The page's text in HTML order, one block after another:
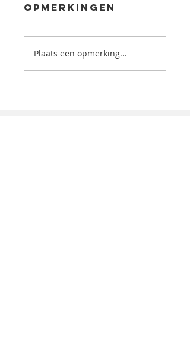
Opmerkingen
Plaats een opmerking...